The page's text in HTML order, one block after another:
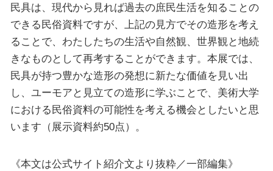
民具は、現代から見れば過去の庶民生活を知ることの
できる民俗資料ですが、上記の見方でその造形を考え
ることで、わたしたちの生活や自然観、世界観と地続
きなものとして再考することができます。本展では、
民具が持つ豊かな造形の発想に新たな価値を見い出
し、ユーモアと見立ての造形に学ぶことで、美術大学
における民俗資料の可能性を考える機会としたいと思
います（展示資料約50点）。
《本文は公式サイト紹介文より抜粋／一部編集》